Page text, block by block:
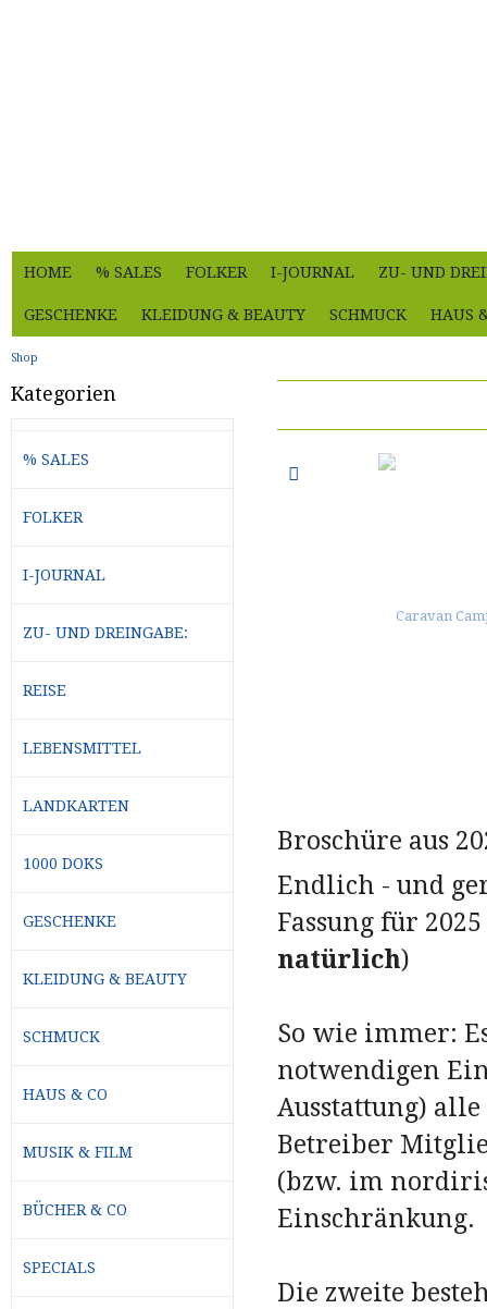
HOME % SALES FOLKER I-JOURNAL ZU- UND
GESCHENKE KLEIDUNG & BEAUTY SCHMUCK HAUS
Shop
Broschüre aus
Endlich - und
Fassung für
natürlich)
So wie immer:
notwendigen
Ausstattung)
Betreiber
(bzw. im
Einschränkung.
Die zweite
Kategorien
% SALES
FOLKER
I-JOURNAL
ZU- UND DREINGABE:
REISE
LEBENSMITTEL
LANDKARTEN
1000 DOKS
GESCHENKE
KLEIDUNG & BEAUTY
SCHMUCK
HAUS & CO
MUSIK & FILM
BÜCHER & CO
SPECIALS